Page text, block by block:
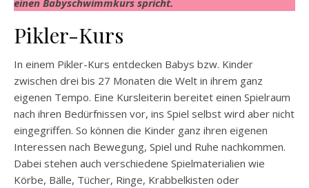
einen Babyschwimmkurs spricht.
Pikler-Kurs
In einem Pikler-Kurs entdecken Babys bzw. Kinder
zwischen drei bis 27 Monaten die Welt in ihrem ganz
eigenen Tempo. Eine Kursleiterin bereitet einen Spielraum
nach ihren Bedürfnissen vor, ins Spiel selbst wird aber nicht
eingegriffen. So können die Kinder ganz ihren eigenen
Interessen nach Bewegung, Spiel und Ruhe nachkommen.
Dabei stehen auch verschiedene Spielmaterialien wie
Körbe, Bälle, Tücher, Ringe, Krabbelkisten oder